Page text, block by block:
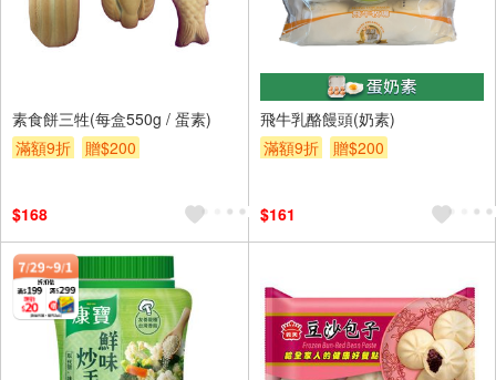
素食餅三牲(每盒550g / 蛋素)
滿額9折
贈$200
$168
飛牛乳酪饅頭(奶素)
滿額9折
贈$200
$161